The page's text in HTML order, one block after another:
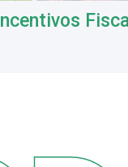
Incentivos